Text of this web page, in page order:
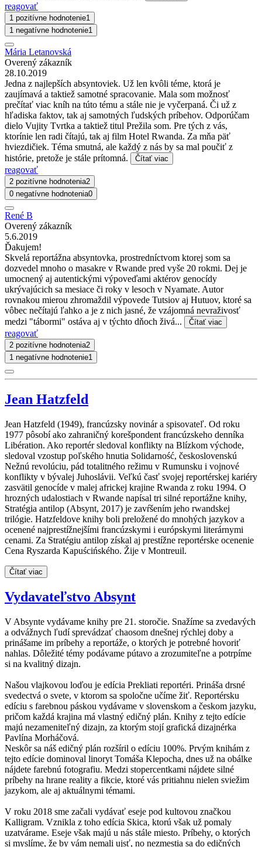
reagovať
1 pozitívne hodnotenie1
1 negatívne hodnotenie1
Mária Letanovská
Overený zákazník
28.10.2019
Jedna z najlepších absyntoviek. Už len kvôli téme, ktorá je
zaujímavá a taktiež samotné spracovanie. Mala som možnosť
prečítať viac kníh na túto tému a stále nie je vyčerpaná. Či už z
hľadiska faktov, tak aj samotných ľudských príbehov. Odporúčam
dielo Vujity Tvrtka a taktiež titul Prežila som. Pre tých z vás,
ktorínie len radi čítajú, tak aj film Hotel Rwanda. Za mňa päť
hviezdičiek. Téma smutná, ale každý z nás by sa mal poučiť z
histórie, pretože je stále prítomná.
Čítať viac
reagovať
2 pozitívne hodnotenia2
0 negatívne hodnotenia0
René B
Overený zákazník
5.6.2019
Ďakujem!
Skvelá reportážna absyntovka, prostredníctvom ktorej som sa
dozvedel mnoho o masakre v Rwande pred vyše 20 rokmi. Dej je
umocnený aj autentickými výpoveďami aktérov genocídy
ukrývajúcich sa mesiace či roky v lesoch v Nyamate. Autor
rovnakou mierou zhromaždil výpovede Tutsiov aj Hutuov, ktoré sa
vôbec nečítajú ľahko a je z nich jasné, že vzájomná nevraživosť
medzi "tábormi" ostáva aj v týchto dňoch živá...
Čítať viac
reagovať
2 pozitívne hodnotenia2
1 negatívne hodnotenie1
Jean Hatzfeld
Jean Hatzfeld (1949), francúzsky novinár a spisovateľ. Od roku
1977 pôsobí ako zahraničný korešpondent francúzskeho denníka
Libération. Ako reportér sledoval konflikty na Blízkom východe,
sledoval vzostup poľského hnutia Solidarność, československú
Nežnú revolúciu, pád totalitného režimu v Rumunsku i vojnové
konflikty v bývalej Juhoslávii. Veľkú časť svojej reportérskej kariéry
zasvätil genocíde v malej africkej krajine Rwanda z roku 1994. O
hrozných udalostiach v Rwande napísal tri silné reportážne knihy,
Stratégia antilop (Absynt, 2017) je zavŕšením jeho rwandskej
trilógie. Hatzfeldove knihy boli preložené do mnohých jazykov a
ocenené najprestížnejšími francúzskymi i európskymi literárnymi
cenami. Za Stratégiu antilop získal aj prestížne reportérske ocenenie
Cena Ryszarda Kapuścińského. Žije v Montreuil.
Čítať viac
Vydavateľstvo Absynt
V Absynte vydávame knihy pre 21. storočie. Snažíme sa zvedavých
a odvážnych ľudí sprevádzať chaosom dnešnej rýchlej doby a
prinášame im príbehy a reportáže, o ktorých je potrebné hovoriť
nahlas. Dôležité témy podávame pútavo a zrozumiteľne a potrpíme
si na kvalitný dizajn.
Našou vlajkovou loďou je edícia Prekliati reportéri. Prináša drsné
svedectvá o svete, v ktorom sa spoločne učíme žiť. Reportérsku
edíciu s farebnou páskou vydávame v slovenskom a českom jazyku,
pričom každá krajina má vlastný edičný plán. Knihy z tejto edície
majú nezameniteľný dizajn, za ktorým stojí grafická dizajnérka
Pavlína Morháčová.
Neskôr sa náš edičný plán rozšíril o edíciu 100%. Prvým knihám z
tejto edície dominoval linoryt Tomáša Klepocha, dnes už na obálke
nájdete farebnú fotografiu. Medzi stopercentkami nájdete silné
príbehy na hrane reality a fikcie, ktoré vás pritiahnu nielen sviežim
jazykom, ale aj aktuálnymi témami.
V roku 2018 sme začali vydávať eseje pod kultovou značkou
Kalligram. Vznikla z toho edícia Skica, ktorú však už pomaly
uzatvárame. Eseje však majú u nás stále miesto. Príbehy, o ktorých
si myslíme, že by vám nemali ujsť, no nezmestia sa do edičných